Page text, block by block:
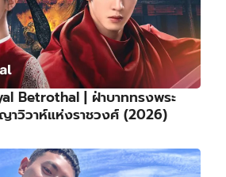
Betrothal | ฝ่าบาททรงพระ
วิวาห์แห่งราชวงศ์ (2026)